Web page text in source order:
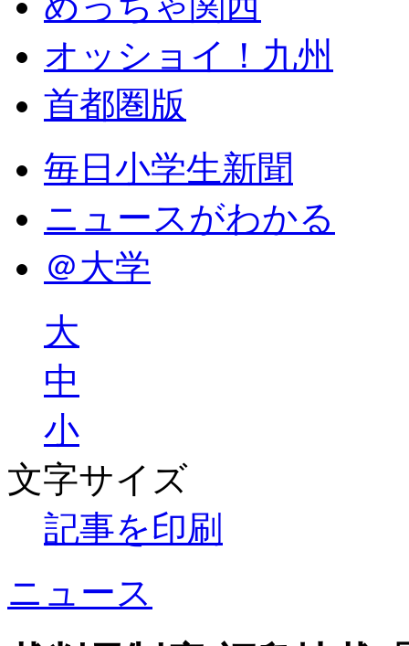
オッショイ！九州
首都圏版
毎日小学生新聞
ニュースがわかる
＠大学
大
中
小
文字サイズ
記事を印刷
ニュース